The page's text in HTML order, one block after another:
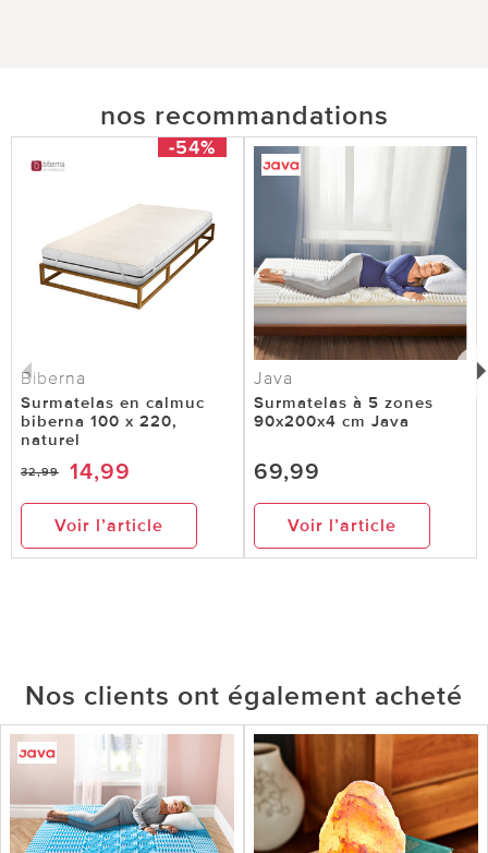
nos recommandations
-54%
Biberna
Surmatelas en calmuc
biberna 100 x 220,
naturel
32,99 14,99
Voir l’article
Java
Surmatelas à 5 zones
90x200x4 cm Java
69,99
Voir l’article
Nos clients ont également acheté